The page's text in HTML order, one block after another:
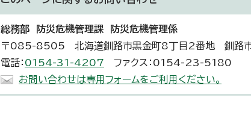
総務部 防災危機管理課 防災危機管理係
〒085-8505 北海道釧路市黒金町8丁目2番地 釧路市
電話： 0154-31-4207 ファクス：0154-23-5180
お問い合わせは専用フォームをご利用ください。